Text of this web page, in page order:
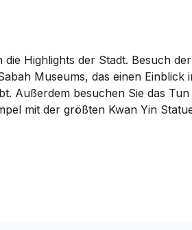
Highlights der Stadt. Besuch der
Museums, das einen Einblick
Außerdem besuchen Sie das Tun
mit der größten Kwan Yin